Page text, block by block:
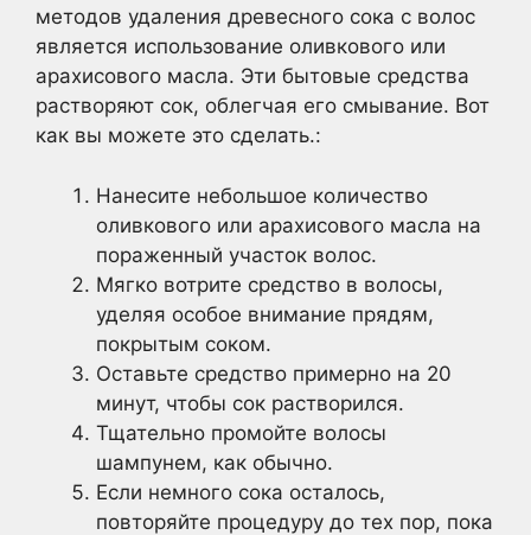
методов удаления древесного сока с волос
является использование оливкового или
арахисового масла. Эти бытовые средства
растворяют сок, облегчая его смывание. Вот
как вы можете это сделать.:
Нанесите небольшое количество
оливкового или арахисового масла на
пораженный участок волос.
Мягко вотрите средство в волосы,
уделяя особое внимание прядям,
покрытым соком.
Оставьте средство примерно на 20
минут, чтобы сок растворился.
Тщательно промойте волосы
шампунем, как обычно.
Если немного сока осталось,
повторяйте процедуру до тех пор, пока